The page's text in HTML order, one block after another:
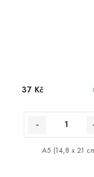
37 Kč
A5 (14,8 x 21